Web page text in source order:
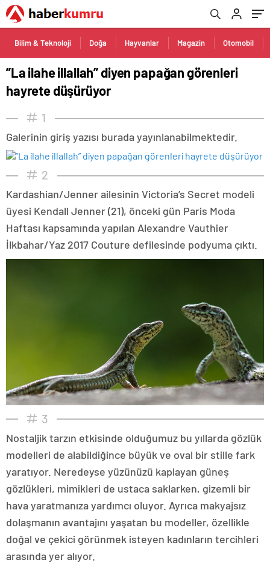
Bilim & Teknoloji Doğa Hayvanlar Magazin Otomobil
”La ilahe illallah” diyen papağan görenleri
hayrete düşürüyor
1
Galerinin giriş yazısı burada yayınlanabilmektedir.
2
Kardashian/Jenner ailesinin Victoria’s Secret modeli
üyesi Kendall Jenner (21), önceki gün Paris Moda
Haftası kapsamında yapılan Alexandre Vauthier
İlkbahar/Yaz 2017 Couture defilesinde podyuma çıktı.
3
Nostaljik tarzın etkisinde olduğumuz bu yıllarda gözlük
modelleri de alabildiğince büyük ve oval bir stille fark
yaratıyor. Neredeyse yüzünüzü kaplayan güneş
gözlükleri, mimikleri de ustaca saklarken, gizemli bir
hava yaratmanıza yardımcı oluyor. Ayrıca makyajsız
dolaşmanın avantajını yaşatan bu modeller, özellikle
doğal ve çekici görünmek isteyen kadınların tercihleri
arasında yer alıyor.